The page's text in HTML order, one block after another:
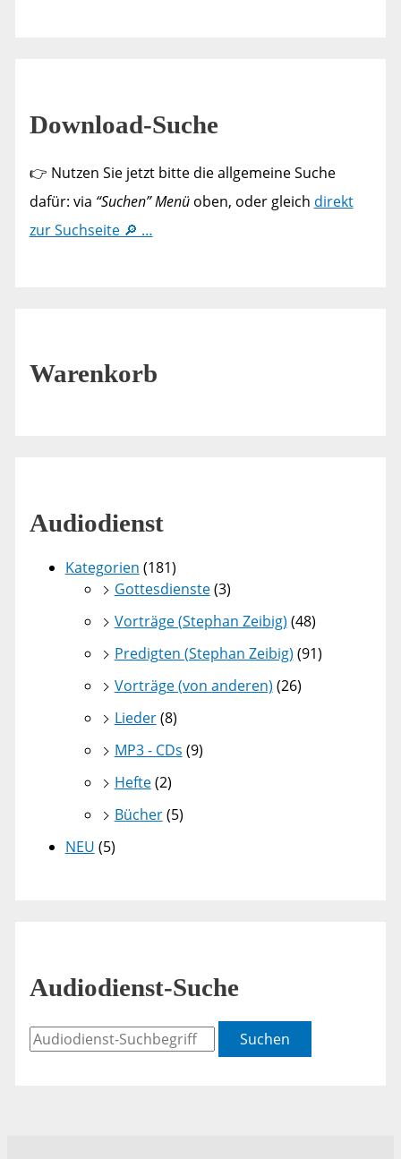
Download-Suche
👉 Nutzen Sie jetzt bitte die allgemeine Suche
dafür: via “Suchen” Menüoben, oder gleich direkt
zur Suchseite 🔎 …
Warenkorb
Audiodienst
Kategorien (181)
Gottesdienste(3)
Vorträge (Stephan Zeibig) (48)
Predigten (Stephan Zeibig) (91)
Vorträge (von anderen) (26)
Lieder(8)
MP3 - CDs (9)
Hefte(2)
Bücher(5)
NEU (5)
Audiodienst-Suche
Suchen